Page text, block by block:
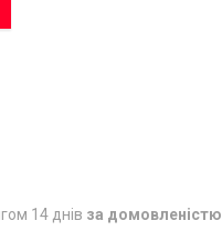
14 днів за домовленістю